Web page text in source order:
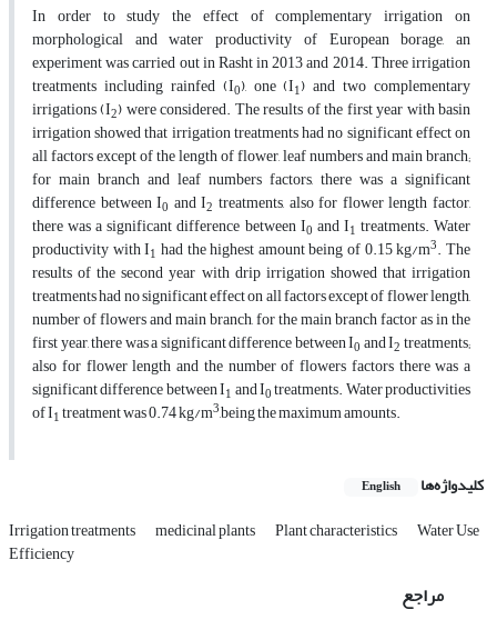
In order to study the effect of complementary irrigation on
morphological and water productivity of European borage, an
experiment was carried out in Rasht in 2013 and 2014. Three irrigation
treatments including rainfed (I0), one (I1) and two complementary
irrigations (I2) were considered. The results of the first year with basin
irrigation showed that irrigation treatments had no significant effect on
all factors except of the length of flower, leaf numbers and main branch;
for main branch and leaf numbers factors, there was a significant
difference between I0 and I2 treatments, also for flower length factor,
there was a significant difference between I0 and I1 treatments. Water
productivity with I1 had the highest amount being of 0.15 kg/m3. The
results of the second year with drip irrigation showed that irrigation
treatments had no significant effect on all factors except of flower length,
number of flowers and main branch, for the main branch factor as in the
first year, there was a significant difference between I0 and I2 treatments;
also for flower length and the number of flowers factors there was a
significant difference between I1 and I0treatments. Water productivities
of I1treatment was 0.74 kg/m3,being the maximum amounts.
کلیدواژه‌ها English
Irrigation treatments medicinal plants Plant characteristics Water Use
Efficiency
مراجع